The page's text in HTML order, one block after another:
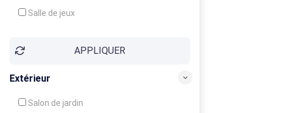
Salle de jeux
Balcon / Terrasse
APPLIQUER
Extérieur
Salon de jardin